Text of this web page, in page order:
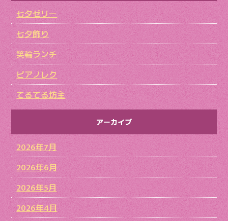
七夕ゼリー
七夕飾り
笑輪ランチ
ピアノレク
てるてる坊主
アーカイブ
2026年7月
2026年6月
2026年5月
2026年4月